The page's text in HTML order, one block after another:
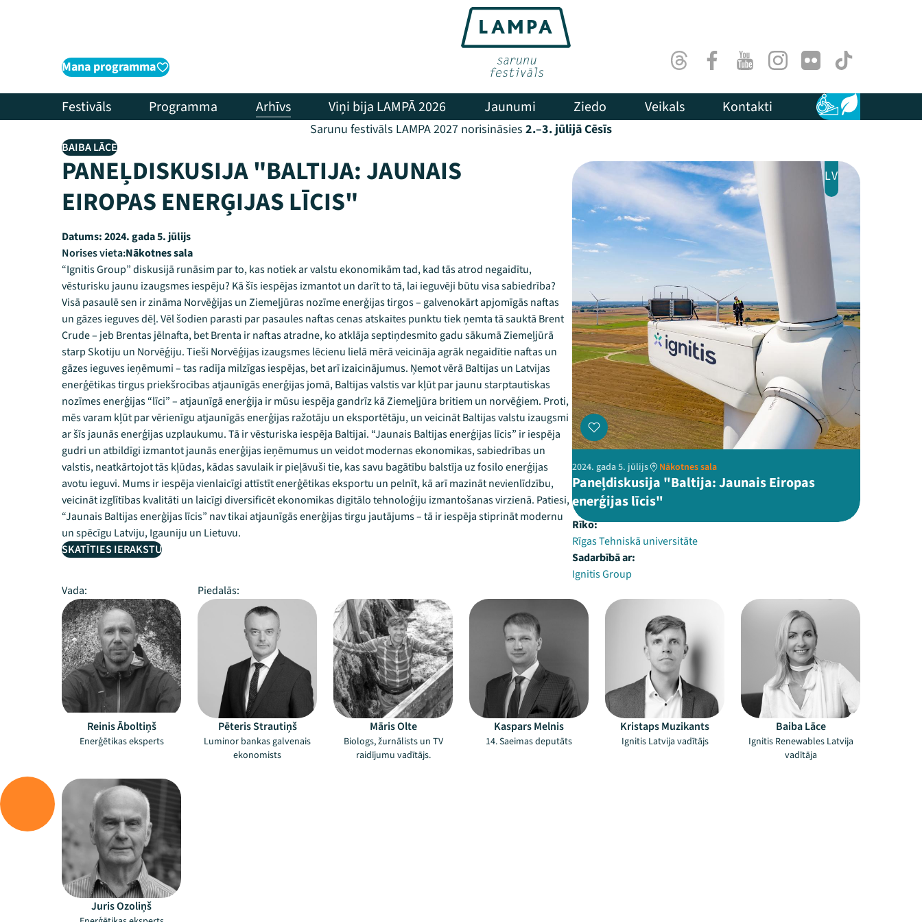
Mana programma ThreadsFacebookYoutubeInstagram
Flick TikTok
Festivāls Programma Arhīvs Viņi bija LAMPĀ 2026 Jaunumi Ziedo Veikals Kontakti Pieejamība
Ilgtspēja
Sarunu festivāls LAMPA 2027 norisināsies 2.–3. jūlijā Cēsīs
BAIBA LĀCE
PANEĻDISKUSIJA "BALTIJA: JAUNAIS
EIROPAS ENERĢIJAS LĪCIS"
Datums:2024. gada 5. jūlijs
Norises vieta:Nākotnes sala
“Ignitis Group” diskusijā runāsim par to, kas notiek ar valstu ekonomikām tad, kad tās atrod negaidītu,
vēsturisku jaunu izaugsmes iespēju? Kā šīs iespējas izmantot un darīt to tā, lai ieguvēji būtu visa sabiedrība?
Visā pasaulē sen ir zināma Norvēģijas un Ziemeļjūras nozīme enerģijas tirgos – galvenokārt apjomīgās naftas
un gāzes ieguves dēļ. Vēl šodien parasti par pasaules naftas cenas atskaites punktu tiek ņemta tā sauktā Brent
Crude – jeb Brentas jēlnafta, bet Brenta ir naftas atradne, ko atklāja septiņdesmito gadu sākumā Ziemeļjūrā
starp Skotiju un Norvēģiju. Tieši Norvēģijas izaugsmes lēcienu lielā mērā veicināja agrāk negaidītie naftas un
gāzes ieguves ieņēmumi – tas radīja milzīgas iespējas, bet arī izaicinājumus. Ņemot vērā Baltijas un Latvijas
enerģētikas tirgus priekšrocības atjaunīgās enerģijas jomā, Baltijas valstis var kļūt par jaunu starptautiskas
nozīmes enerģijas “līci” – atjaunīgā enerģija ir mūsu iespēja gandrīz kā Ziemeļjūra britiem un norvēģiem. Proti,
mēs varam kļūt par vērienīgu atjaunīgās enerģijas ražotāju un eksportētāju, un veicināt Baltijas valstu izaugsmi
ar šīs jaunās enerģijas uzplaukumu. Tā ir vēsturiska iespēja Baltijai. “Jaunais Baltijas enerģijas līcis” ir iespēja
gudri un atbildīgi izmantot jaunās enerģijas ieņēmumus un veidot modernas ekonomikas, sabiedrības un
valstis, neatkārtojot tās kļūdas, kādas savulaik ir pieļāvuši tie, kas savu bagātību balstīja uz fosilo enerģijas
avotu ieguvi. Mums ir iespēja vienlaicīgi attīstīt enerģētikas eksportu un pelnīt, kā arī mazināt nevienlīdzību,
veicināt izglītības kvalitāti un laicīgi diversificēt ekonomikas digitālo tehnoloģiju izmantošanas virzienā. Patiesi,
“Jaunais Baltijas enerģijas līcis” nav tikai atjaunīgās enerģijas tirgu jautājums – tā ir iespēja stiprināt modernu
un spēcīgu Latviju, Igauniju un Lietuvu.
SKATĪTIES IERAKSTU
LV
2024. gada 5. jūlijs Nākotnes sala
Paneļdiskusija "Baltija: Jaunais Eiropas
enerģijas līcis"
Rīko:
Rīgas Tehniskā universitāte
Sadarbībā ar:
Ignitis Group
Vada:
Piedalās:
Reinis Āboltiņš
Enerģētikas eksperts
Pēteris Strautiņš
Luminor bankas galvenais
ekonomists
Māris Olte
Biologs, žurnālists un TV
raidījumu vadītājs.
Kaspars Melnis
14. Saeimas deputāts
Kristaps Muzikants
Ignitis Latvija vadītājs
Baiba Lāce
Ignitis Renewables Latvija
vadītāja
Juris Ozoliņš